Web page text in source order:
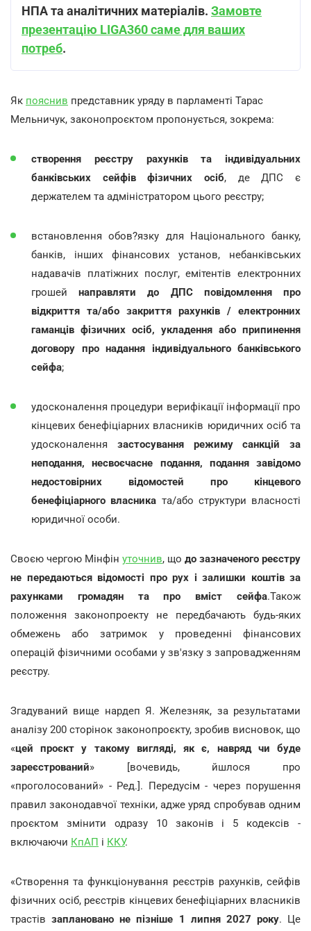
НПА та аналітичних матеріалів. Замовте
презентацію LIGA360 саме для ваших
потреб.
Як пояснив представник уряду в парламенті Тарас
Мельничук, законопроєктом пропонується, зокрема:
створення реєстру рахунків та індивідуальних
банківських сейфів фізичних осіб, де ДПС є
держателем та адміністратором цього реєстру;
встановлення обов?язку для Національного банку,
банків, інших фінансових установ, небанківських
надавачів платіжних послуг, емітентів електронних
грошейнаправляти до ДПС повідомлення про
відкриття та/або закриття рахунків / електронних
гаманців фізичних осіб, укладення або припинення
договору про надання індивідуального банківського
сейфа;
удосконалення процедури верифікації інформації про
кінцевих бенефіціарних власників юридичних осіб та
удосконалення застосування режиму санкцій за
неподання, несвоєчасне подання, подання завідомо
недостовірних відомостей про кінцевого
бенефіціарного власника та/або структури власності
юридичної особи.
Своєю чергою Мінфін уточнив, що до зазначеного реєстру
не передаються відомості про рух і залишки коштів за
рахунками громадян та про вміст сейфа.Також
положення законопроекту не передбачають будь-яких
обмежень або затримок у проведенні фінансових
операцій фізичними особами у зв'язку з запровадженням
реєстру.
Згадуваний вище нардеп Я. Железняк, за результатами
аналізу 200 сторінок законопроєкту, зробив висновок, що
«цей проєкт у такому вигляді, як є, навряд чи буде
зареєстрований»
[вочевидь, йшлося про
«проголосований» - Ред.]. Передусім - через порушення
правил законодавчої техніки, адже уряд спробував одним
проєктом змінити одразу 10 законів і 5 кодексів -
включаючи КпАП і ККУ.
«Створення та функціонування реєстрів рахунків, сейфів
фізичних осіб, реєстрів кінцевих бенефіціарних власників
трастівзаплановано не пізніше 1 липня 2027 року. Це